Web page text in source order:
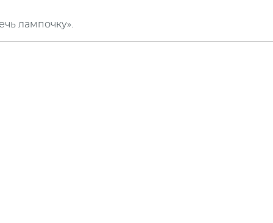
лампочку».